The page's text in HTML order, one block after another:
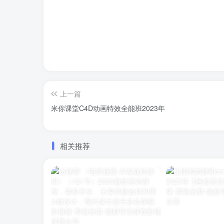
上一篇
米你课堂C4D动画特效全能班2023年
相关推荐